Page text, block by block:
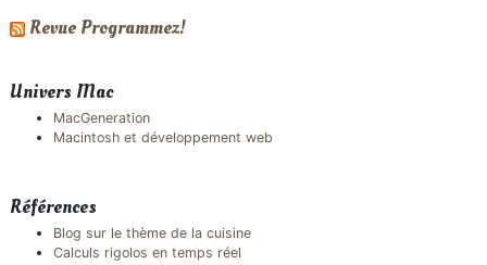
Revue Programmez!
Univers Mac
MacGeneration
Macintosh et développement web
Références
Blog sur le thème de la cuisine
Calculs rigolos en temps réel